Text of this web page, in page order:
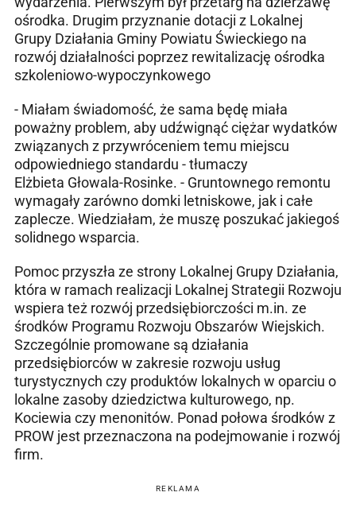
ośrodka. Drugim przyznanie dotacji z Lokalnej
Grupy Działania Gminy Powiatu Świeckiego na
rozwój działalności poprzez rewitalizację ośrodka
szkoleniowo-wypoczynkowego
- Miałam świadomość, że sama będę miała
poważny problem, aby udźwignąć ciężar wydatków
związanych z przywróceniem temu miejscu
odpowiedniego standardu - tłumaczy
Elżbieta Głowala-Rosinke. - Gruntownego remontu
wymagały zarówno domki letniskowe, jak i całe
zaplecze. Wiedziałam, że muszę poszukać jakiegoś
solidnego wsparcia.
Pomoc przyszła ze strony Lokalnej Grupy Działania,
która w ramach realizacji Lokalnej Strategii Rozwoju
wspiera też rozwój przedsiębiorczości m.in. ze
środków Programu Rozwoju Obszarów Wiejskich.
Szczególnie promowane są działania
przedsiębiorców w zakresie rozwoju usług
turystycznych czy produktów lokalnych w oparciu o
lokalne zasoby dziedzictwa kulturowego, np.
Kociewia czy menonitów. Ponad połowa środków z
PROW jest przeznaczona na podejmowanie i rozwój
firm.
REKLAMA